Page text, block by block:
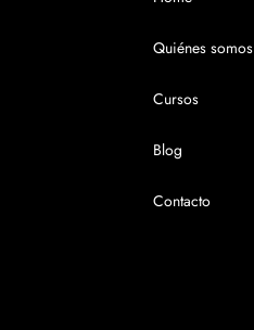
Quiénes somos
Cursos
Blog
Contacto